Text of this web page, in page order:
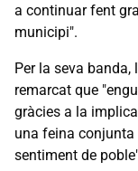
a continuar fent
municipi".
Per la seva banda,
remarcat que
gràcies a la
una feina conjunta
sentiment de